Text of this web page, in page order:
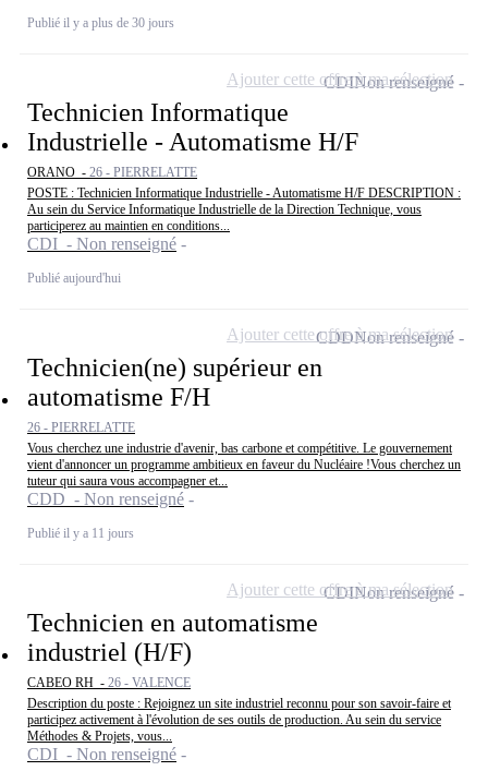
Publié il y a plus de 30 jours
Technicien Informatique
Industrielle - Automatisme H/F
ORANO - 26 - PIERRELATTE
POSTE : Technicien Informatique Industrielle - Automatisme H/F DESCRIPTION :
Au sein du Service Informatique Industrielle de la Direction Technique, vous
participerez au maintien en conditions...
CDI - Non renseigné
Publié aujourd'hui
CDINon renseigné
Ajouter cette offre à ma sélection
Technicien(ne) supérieur en
automatisme F/H
26 - PIERRELATTE
Vous cherchez une industrie d'avenir, bas carbone et compétitive. Le gouvernement
vient d'annoncer un programme ambitieux en faveur du Nucléaire !Vous cherchez un
tuteur qui saura vous accompagner et...
CDD - Non renseigné
Publié il y a 11 jours
CDDNon renseigné
Ajouter cette offre à ma sélection
Technicien en automatisme
industriel (H/F)
CABEO RH - 26 - VALENCE
Description du poste : Rejoignez un site industriel reconnu pour son savoir-faire et
participez activement à l'évolution de ses outils de production. Au sein du service
Méthodes & Projets, vous...
CDI - Non renseigné
CDINon renseigné
Ajouter cette offre à ma sélection